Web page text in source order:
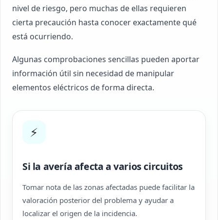
nivel de riesgo, pero muchas de ellas requieren
cierta precaución hasta conocer exactamente qué
está ocurriendo.
Algunas comprobaciones sencillas pueden aportar
información útil sin necesidad de manipular
elementos eléctricos de forma directa.
⚡
Si la avería afecta a varios circuitos
Tomar nota de las zonas afectadas puede facilitar la
valoración posterior del problema y ayudar a
localizar el origen de la incidencia.